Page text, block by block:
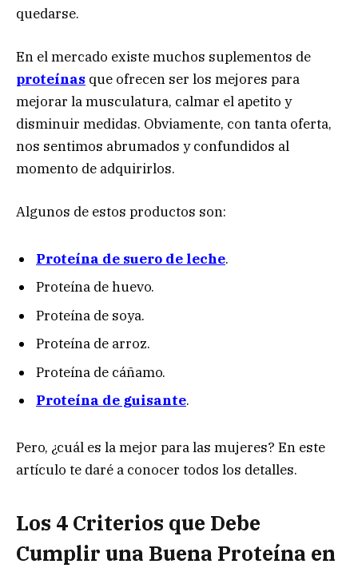
quedarse.
En el mercado existe muchos suplementos de
proteínas que ofrecen ser los mejores para
mejorar la musculatura, calmar el apetito y
disminuir medidas. Obviamente, con tanta oferta,
nos sentimos abrumados y confundidos al
momento de adquirirlos.
Algunos de estos productos son:
Proteína de suero de leche.
Proteína de huevo.
Proteína de soya.
Proteína de arroz.
Proteína de cáñamo.
Proteína de guisante.
Pero, ¿cuál es la mejor para las mujeres? En este
artículo te daré a conocer todos los detalles.
Los 4 Criterios que Debe
Cumplir una Buena Proteína en